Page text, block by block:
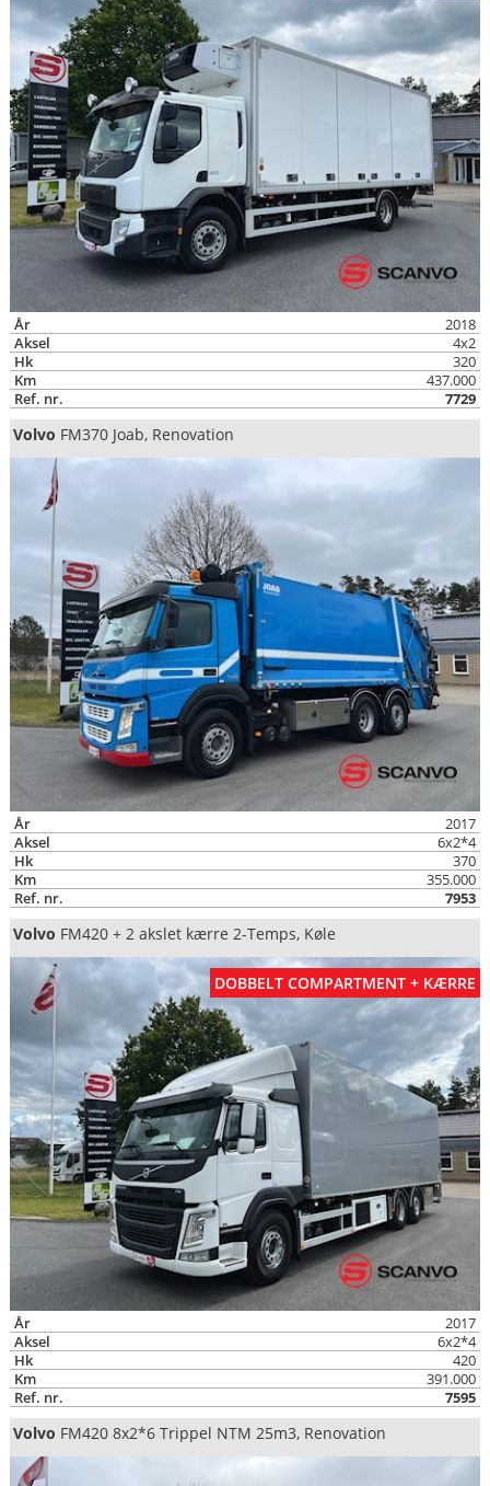
År
2018
Aksel
4x2
Hk
320
Km
437.000
Ref. nr.
7729
Volvo FM370 Joab, Renovation
År
2017
Aksel
6x2*4
Hk
370
Km
355.000
Ref. nr.
7953
Volvo FM420 + 2 akslet kærre 2-Temps, Køle
DOBBELT COMPARTMENT + KÆRRE
År
2017
Aksel
6x2*4
Hk
420
Km
391.000
Ref. nr.
7595
Volvo FM420 8x2*6 Trippel NTM 25m3, Renovation